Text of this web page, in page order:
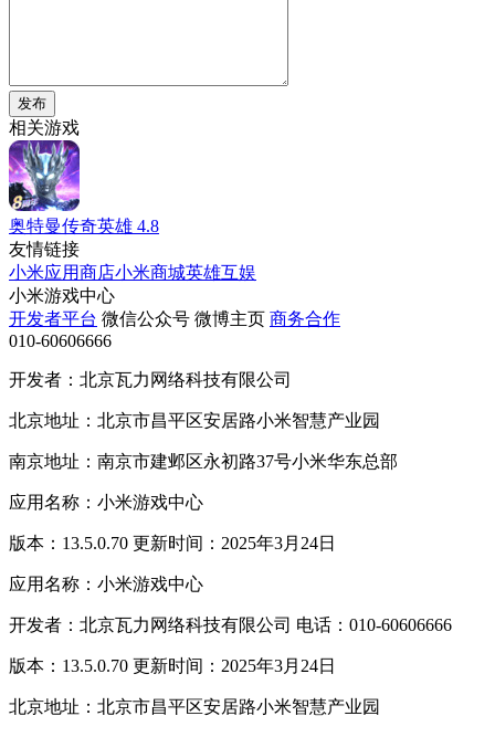
发布
相关游戏
奥特曼传奇英雄 4.8
友情链接
小米应用商店小米商城英雄互娱
小米游戏中心
开发者平台 微信公众号 微博主页 商务合作
010-60606666
开发者：北京瓦力网络科技有限公司
北京地址：北京市昌平区安居路小米智慧产业园
南京地址：南京市建邺区永初路37号小米华东总部
应用名称：小米游戏中心
版本：13.5.0.70 更新时间：2025年3月24日
应用名称：小米游戏中心
开发者：北京瓦力网络科技有限公司 电话：010-60606666
版本：13.5.0.70 更新时间：2025年3月24日
北京地址：北京市昌平区安居路小米智慧产业园